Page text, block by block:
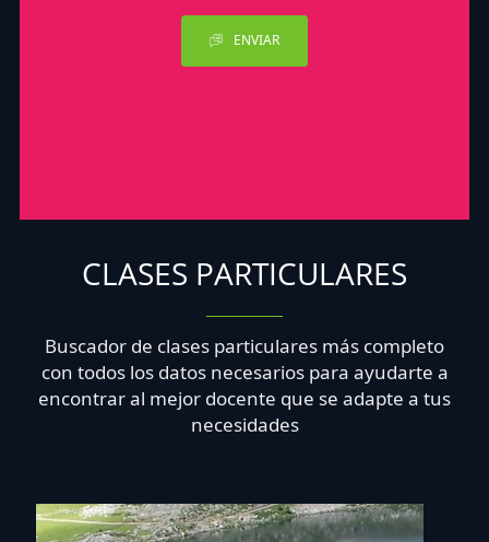
ENVIAR
CLASES PARTICULARES
Buscador de clases particulares más completo
con todos los datos necesarios para ayudarte a
encontrar al mejor docente que se adapte a tus
necesidades